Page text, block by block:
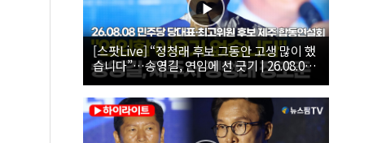
[스팟Live] “정청래 후보 그동안 고생 많이 했
습니다”…송영길, 연임에 선 긋기 | 26.08.08
더불어민주당 당대표·최고위원 후보 제주 합
동연설회